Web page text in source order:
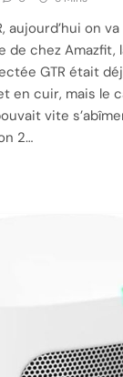
aujourd’hui on
chez Amazfit,
GTR était
en cuir, mais le
vite
2…